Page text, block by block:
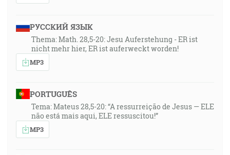
РУССКИЙ ЯЗЫК
Thema: Math. 28,5-20: Jesu Auferstehung - ER ist
nicht mehr hier, ER ist auferweckt worden!
MP3
PORTUGUÊS
Tema: Mateus 28,5-20: “A ressurreição de Jesus — ELE
não está mais aqui, ELE ressuscitou!”
MP3